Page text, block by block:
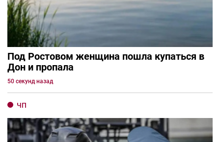
Под Ростовом женщина пошла купаться в
Дон и пропала
50 секунд назад
ЧП